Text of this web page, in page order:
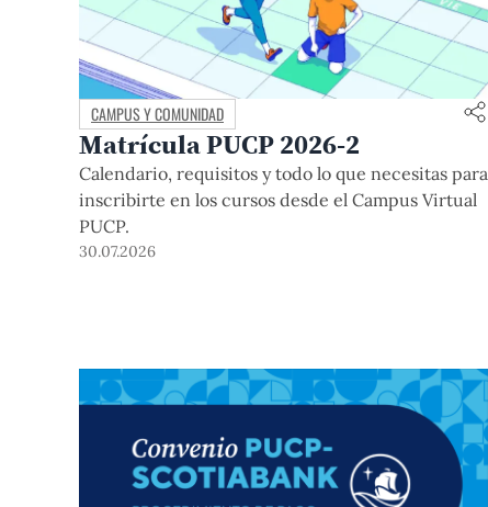
CAMPUS Y COMUNIDAD
Matrícula PUCP 2026-2
Calendario, requisitos y todo lo que necesitas para
inscribirte en los cursos desde el Campus Virtual
PUCP.
30.07.2026